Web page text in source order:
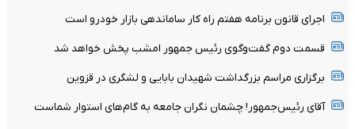
اجرای قانون برنامه هفتم راه کار ساماندهی بازار خودرو است
قسمت دوم گفت‌وگوی رئیس جمهور امشب پخش خواهد شد
برگزاری مراسم بزرگداشت شهیدان بابایی و لشگری در قزوین
آقای رئیس‌جمهور! چشمان نگران جامعه به گام‌های استوار شماست